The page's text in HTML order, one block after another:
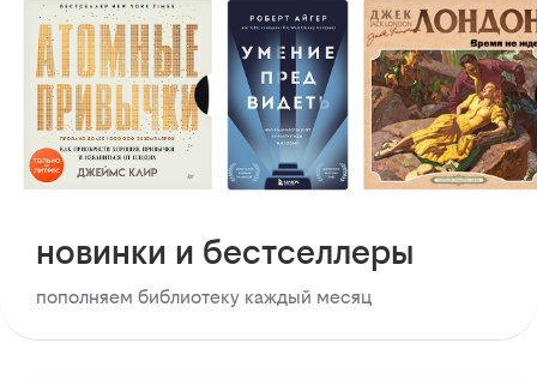
новинки и бестселлеры
пополняем библиотеку каждый месяц